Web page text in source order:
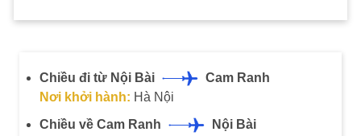
Chiều đi từ Nội Bài
Cam Ranh
Nơi khởi hành: Hà Nội
Chiều về Cam Ranh
Nội Bài